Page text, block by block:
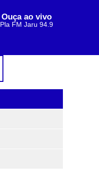
Ouça ao vivo
Pla FM Jaru 94.9